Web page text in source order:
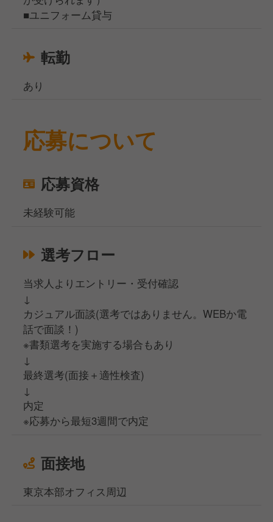
■ユニフォーム貸与
転勤
あり
応募について
応募資格
未経験可能
選考フロー
当求人よりエントリー・受付確認
↓
カジュアル面談(選考ではありません。WEBか電
話で面談！)
※書類選考を実施する場合もあり
↓
最終選考(面接＋適性検査)
↓
内定
※応募から最短3週間で内定
面接地
東京本部オフィス周辺